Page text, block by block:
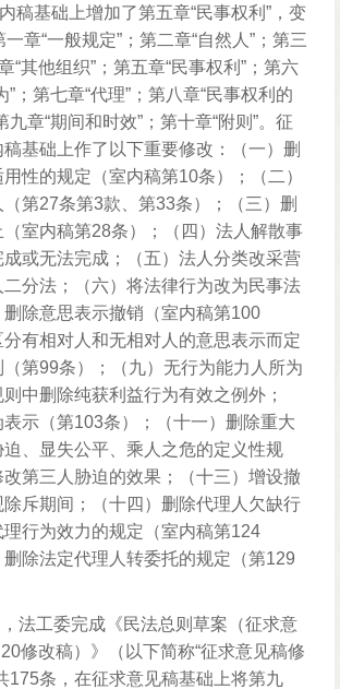
稿基础上增加了第五章“民事权利”，变
章“一般规定”；第二章“自然人”；第三
“其他组织”；第五章“民事权利”；第六
”；第七章“代理”；第八章“民事权利的
九章“期间和时效”；第十章“附则”。征
基础上作了以下重要修改：（一）删
性的规定（室内稿第10条）；（二）
第27条第3款、第33条）；（三）删
（室内稿第28条）；（四）法人解散事
或无法完成；（五）法人分类改采营
分法；（六）将法律行为改为民事法
除意思表示撤销（室内稿第100
有相对人和无相对人的意思表示而定
第99条）；（九）无行为能力人所为
中删除纯获利益行为有效之例外；
表示（第103条）；（十一）删除重大
、显失公平、乘人之危的定义性规
第三人胁迫的效果；（十三）增设撤
斥期间；（十四）删除代理人欠缺行
行为效力的规定（室内稿第124
除法定代理人转委托的规定（第129
法工委完成《民法总则草案（征求意
修改稿）》（以下简称“征求意见稿修
175条，在征求意见稿基础上将第九